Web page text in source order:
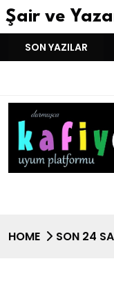
Şair ve
SON YAZILAR
BASARINDIR!
HOME SON 24